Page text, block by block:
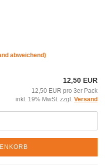
abweichend)
12,50 EUR
12,50 EUR pro 3er Pack
inkl. 19% MwSt. zzgl. Versand